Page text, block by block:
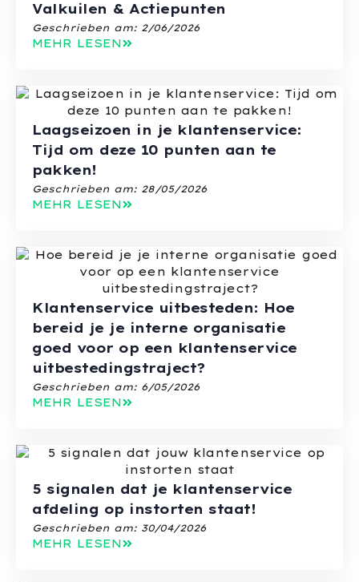
Valkuilen & Actiepunten
Geschrieben am: 2/06/2026
MEHR LESEN
Laagseizoen in je klantenservice:
Tijd om deze 10 punten aan te
pakken!
Geschrieben am: 28/05/2026
MEHR LESEN
Klantenservice uitbesteden: Hoe
bereid je je interne organisatie
goed voor op een klantenservice
uitbestedingstraject?
Geschrieben am: 6/05/2026
MEHR LESEN
5 signalen dat je klantenservice
afdeling op instorten staat!
Geschrieben am: 30/04/2026
MEHR LESEN